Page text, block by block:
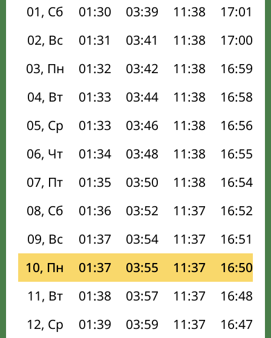
01, Сб 01:30 03:39 11:38 17:01
02, Вс
01:31 03:41 11:38 17:00
03, Пн
01:32 03:42 11:38 16:59
04, Вт
01:33 03:44 11:38 16:58
05, Ср
01:33 03:46 11:38 16:56
06, Чт
01:34 03:48 11:38 16:55
07, Пт
01:35 03:50 11:38 16:54
08, Сб
01:36 03:52 11:37 16:52
09, Вс
01:37 03:54 11:37 16:51
10, Пн
01:37 03:55 11:37 16:50
11, Вт
01:38 03:57 11:37 16:48
12, Ср
01:39 03:59 11:37 16:47